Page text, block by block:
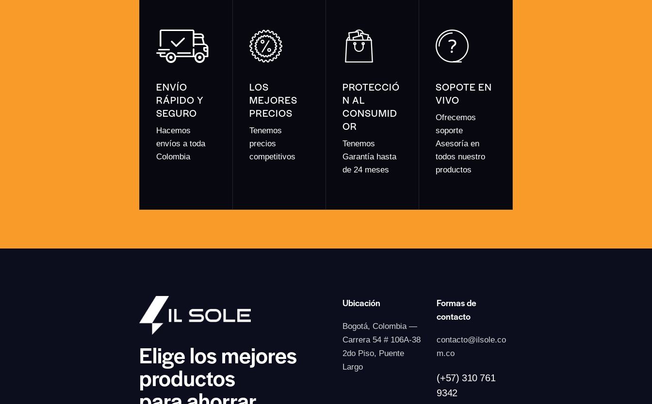
ENVÍO
RÁPIDO Y
SEGURO
Hacemos
envíos a toda
Colombia
LOS
MEJORES
PRECIOS
Tenemos
precios
competitivos
PROTECCIÓ
N AL
CONSUMID
OR
Tenemos
Garantía hasta
de 24 meses
SOPOTE EN
VIVO
Ofrecemos
soporte
Asesoría en
todos nuestro
productos
Elige los mejores
productos
Ubicación
Bogotá, Colombia —
Carrera 54 # 106A-38
2do Piso, Puente
Largo
Formas de
contacto
contacto@ilsole.co
m.co
(+57) 310 761
9342